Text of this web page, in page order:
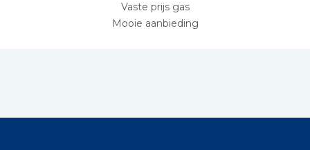
Vaste prijs gas
Mooie aanbieding